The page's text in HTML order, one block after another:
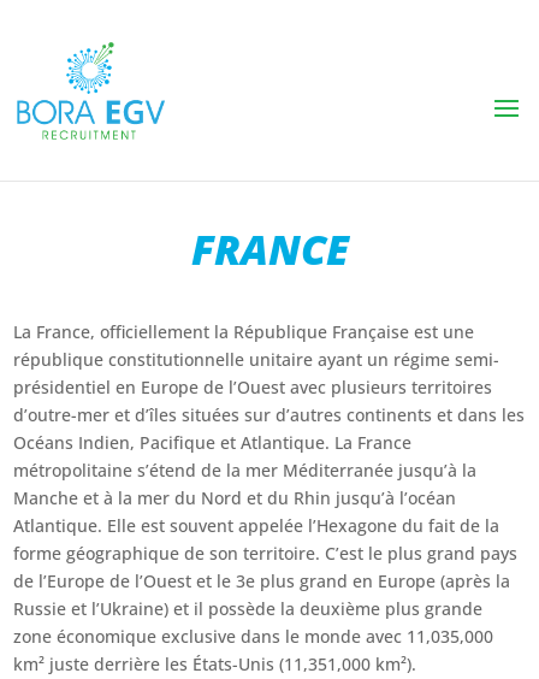
FRANCE
La France, officiellement la République Française est une
république constitutionnelle unitaire ayant un régime semi-
présidentiel en Europe de l’Ouest avec plusieurs territoires
d’outre-mer et d’îles situées sur d’autres continents et dans les
Océans Indien, Pacifique et Atlantique. La France
métropolitaine s’étend de la mer Méditerranée jusqu’à la
Manche et à la mer du Nord et du Rhin jusqu’à l’océan
Atlantique. Elle est souvent appelée l’Hexagone du fait de la
forme géographique de son territoire. C’est le plus grand pays
de l’Europe de l’Ouest et le 3e plus grand en Europe (après la
Russie et l’Ukraine) et il possède la deuxième plus grande
zone économique exclusive dans le monde avec 11,035,000
km² juste derrière les États-Unis (11,351,000 km²).